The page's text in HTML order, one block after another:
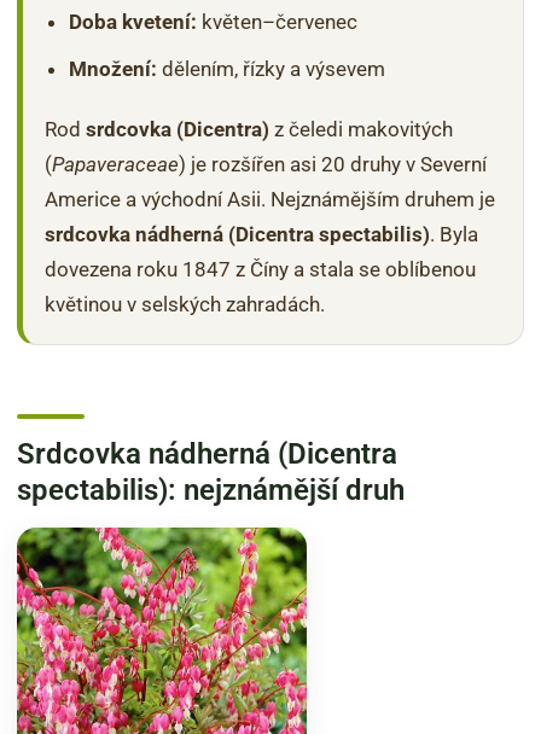
Doba kvetení: květen–červenec
Množení: dělením, řízky a výsevem
Rod srdcovka (Dicentra) z čeledi makovitých
(Papaveraceae) je rozšířen asi 20 druhy v Severní
Americe a východní Asii. Nejznámějším druhem je
srdcovka nádherná (Dicentra spectabilis). Byla
dovezena roku 1847 z Číny a stala se oblíbenou
květinou v selských zahradách.
Srdcovka nádherná (Dicentra
spectabilis): nejznámější druh